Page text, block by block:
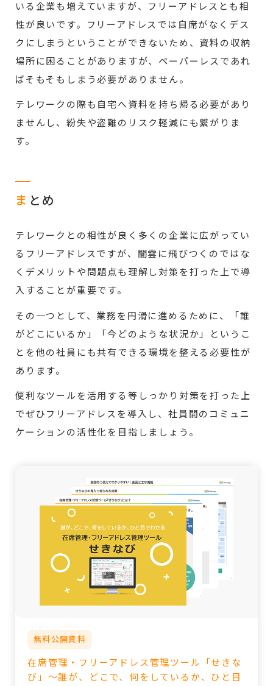
いる企業も増えていますが、フリーアドレスとも相
性が良いです。フリーアドレスでは自席がなくデス
クにしまうということができないため、資料の収納
場所に困ることがありますが、ペーパーレスであれ
ばそもそもしまう必要がありません。
テレワークの際も自宅へ資料を持ち帰る必要があり
ませんし、紛失や盗難のリスク軽減にも繋がりま
す。
ま とめ
テレワークとの相性が良く多くの企業に広がってい
るフリーアドレスですが、闇雲に飛びつくのではな
くデメリットや問題点も理解し対策を打った上で導
入することが重要です。
その一つとして、業務を円滑に進めるために、「誰
がどこにいるか」「今どのような状況か」というこ
とを他の社員にも共有できる環境を整える必要性が
あります。
便利なツールを活用する等しっかり対策を打った上
でぜひフリーアドレスを導入し、社員間のコミュニ
ケーションの活性化を目指しましょう。
無料公開資料
在席管理・フリーアドレス管理ツール「せきな
び」～誰が、どこで、何をしているか、ひと目